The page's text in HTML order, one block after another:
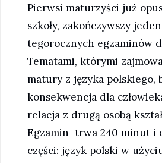
Pierwsi maturzyści już
szkoły, zakończywszy
tegorocznych egzaminów
Tematami, którymi
matury z języka polskiego,
konsekwencja dla
relacja z drugą osobą
Egzamin trwa 240 minut i
części: język polski w